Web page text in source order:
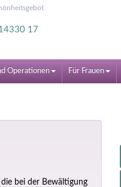
17
Operationen Für Frauen
bei der Bewältigung